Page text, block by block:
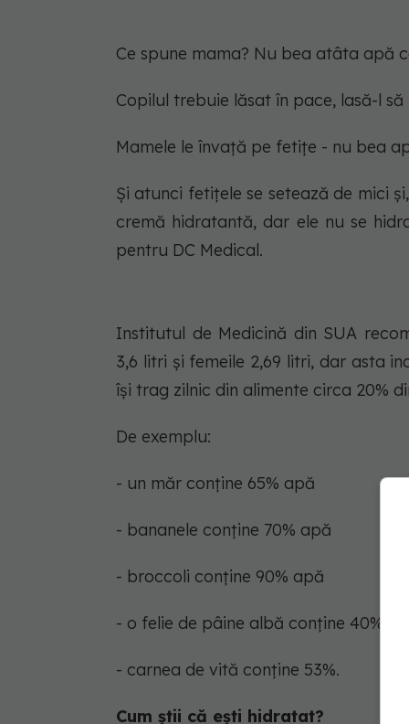
Ce spune mama? Nu bea atâta apă
Copilul trebuie lăsat în pace, lasă-l să
Mamele le învață pe fetițe - nu bea
Și atunci fetițele se setează de mici
cremă hidratantă, dar ele nu se
pentru DC Medical.
Institutul de Medicină din SUA
3,6 litri și femeile 2,69 litri, dar asta
își trag zilnic din alimente circa 20%
De exemplu:
- un măr conține 65% apă
- bananele conține 70% apă
- broccoli conține 90% apă
- o felie de pâine albă conține 40% apă
- carnea de vită conține 53%.
Cum știi că ești hidratat?